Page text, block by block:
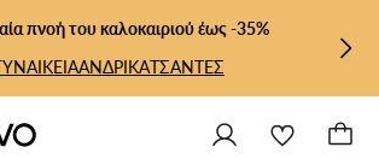
ΚΎΡΙΟ ΠΕΡΙΕΧΌΜΕΝΟ
ΑΝΑΖΉΤΗΣΗ
πνοή του καλοκαιριού έως -35%
ΑΝΔΡΙΚΑΤΣΑΝΤΕΣ